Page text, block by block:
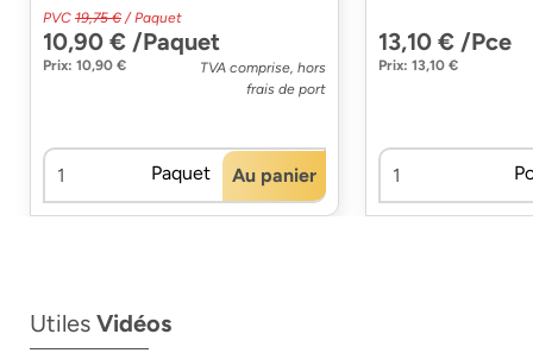
PVC 19,75 € / Paquet
10,90 € /Paquet
Prix: 10,90 €
TVA comprise, hors
frais de port
Paquet Au panier
13,10 € /Pce
Prix: 13,10 €
Utiles Vidéos